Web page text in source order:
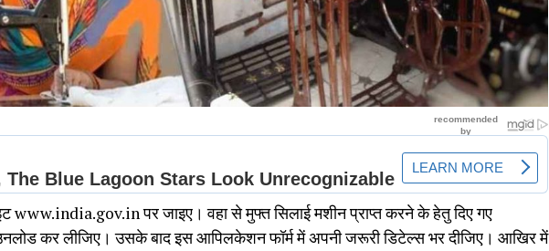
पर जाइए। वहा से मुफ्त स‍िलाई मशीन प्राप्‍त करने के हेतु द‍िए गए
कर लीजिए। उसके बाद इस आपिलकेशन फॉर्म में अपनी जरूरी डिटेल्स भर दीजिए। आखिर में